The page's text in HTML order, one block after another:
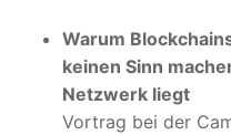
Warum
keinen Sinn
Netzwerk liegt
Vortrag bei der